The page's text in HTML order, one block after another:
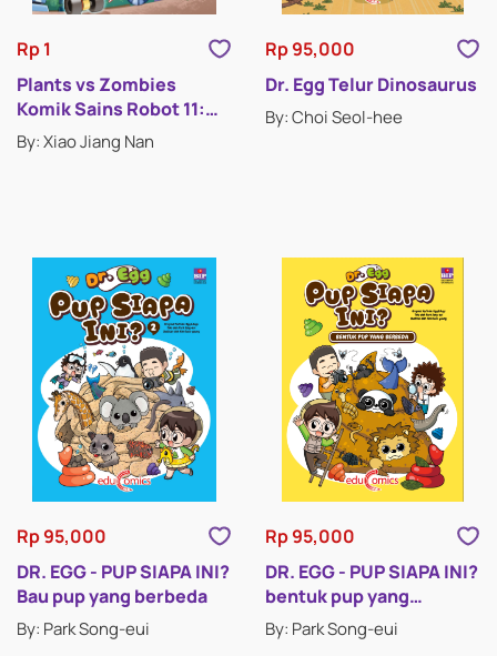
Rp 1
Plants vs Zombies
Komik Sains Robot 11:
Krisis Kota
By: Xiao Jiang Nan
Rp 95,000
Dr. Egg Telur Dinosaurus
By: Choi Seol-hee
Rp 95,000
DR. EGG - PUP SIAPA INI?
Bau pup yang berbeda
By: Park Song-eui
Rp 95,000
DR. EGG - PUP SIAPA INI?
bentuk pup yang
berbeda
By: Park Song-eui